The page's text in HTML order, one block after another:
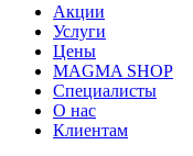
Акции
Услуги
Цены
MAGMA SHOP
Специалисты
О нас
Клиентам